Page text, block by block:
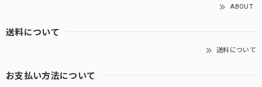
ABOUT
送料について
送料について
お支払い方法について